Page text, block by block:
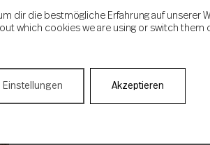
dir die bestmögliche Erfahrung auf unserer
which cookies we are using or switch them
Akzeptieren
Einstellungen